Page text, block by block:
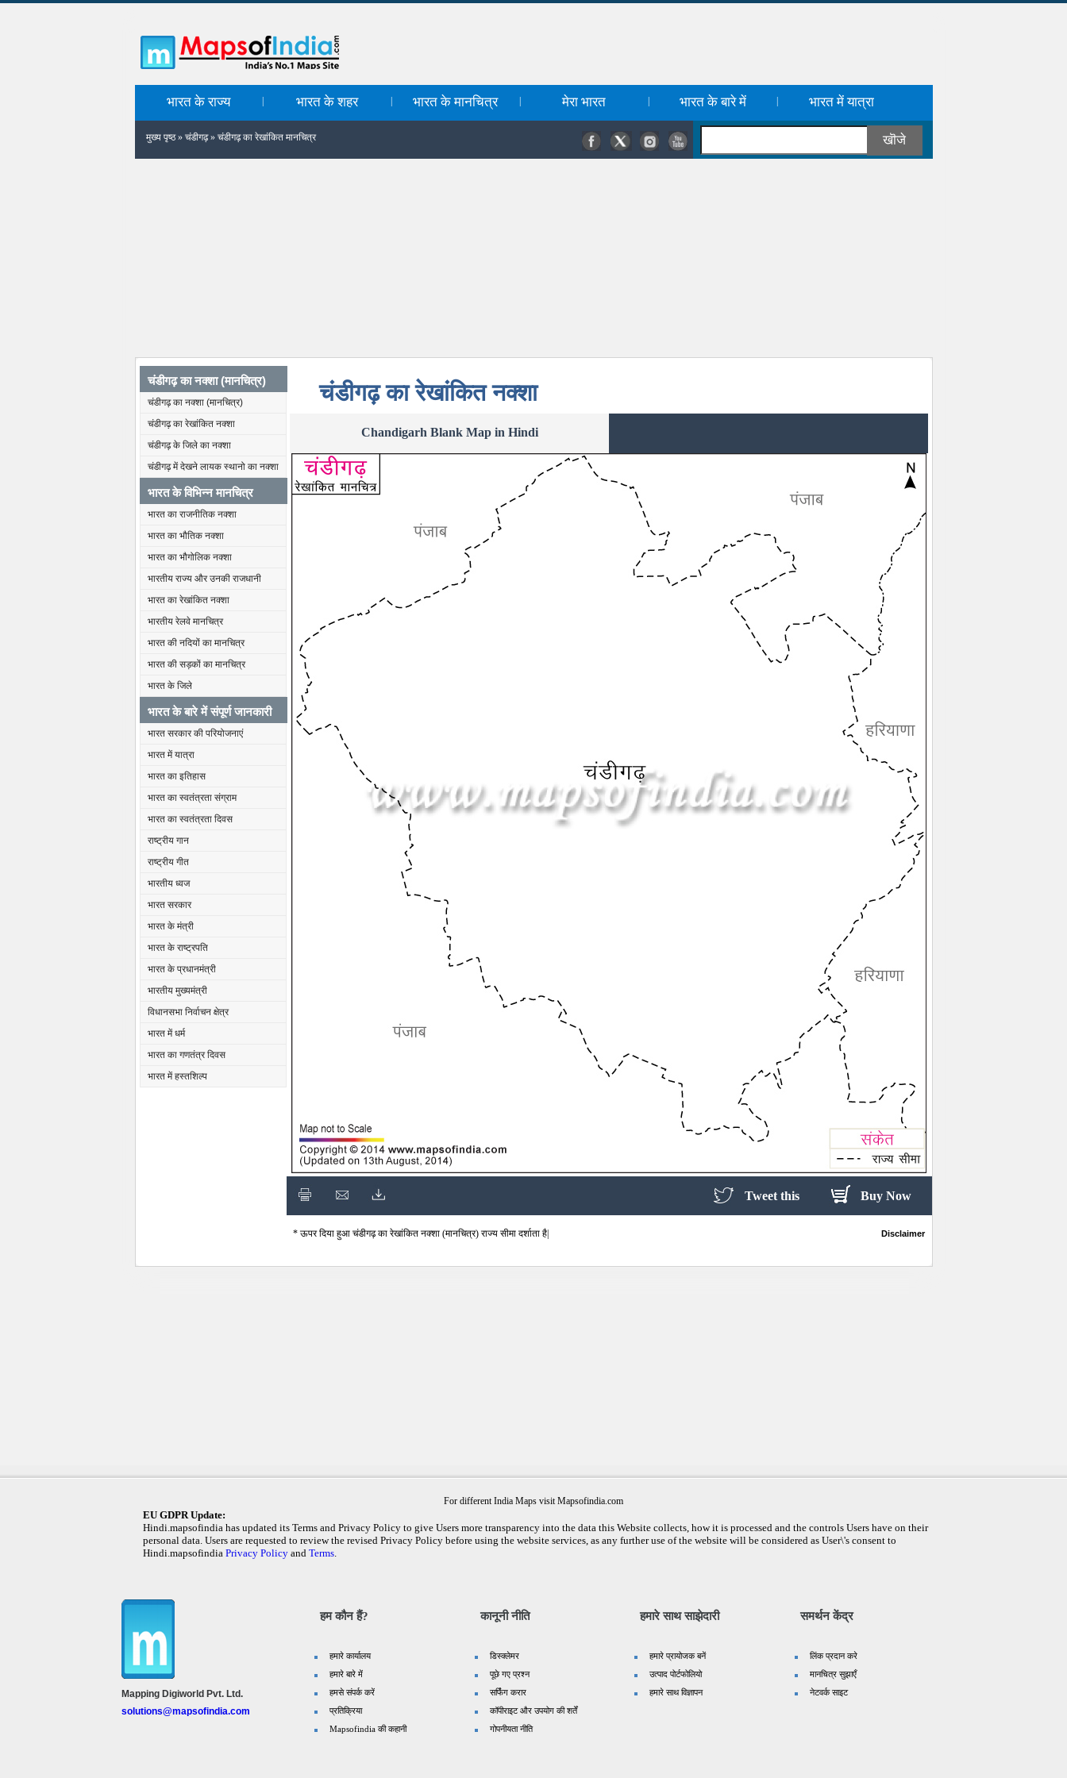
भारत के राज्य भारत के शहर भारत के मानचित्र मेरा भारत भारत के बारे में भारत में यात्रा
मुख्य पृष्ठ» चंडीगढ़» चंडीगढ़ का रेखांकित मानचित्र
चंडीगढ़ का नक्शा (मानचित्र)
चंडीगढ़ का नक्शा (मानचित्र)
चंडीगढ़ का रेखांकित नक्शा
चंडीगढ़ के जिले का नक्शा
चंडीगढ़ में देखने लायक स्थानो का नक्शा
भारत के विभिन्न मानचित्र
भारत का राजनीतिक नक्शा
भारत का भौतिक नक्शा
भारत का भौगोलिक नक्शा
भारतीय राज्य और उनकी राजधानी
भारत का रेखांकित नक्शा
भारतीय रेलवे मानचित्र
भारत की नदियों का मानचित्र
भारत की सड़कों का मानचित्र
भारत के जिले
भारत के बारे में संपूर्ण जानकारी
भारत सरकार की परियोजनाएं
भारत में यात्रा
भारत का इतिहास
भारत का स्वतंत्रता संग्राम
भारत का स्वतंत्रता दिवस
राष्ट्रीय गान
राष्ट्रीय गीत
भारतीय ध्वज
भारत सरकार
भारत के मंत्री
भारत के राष्ट्रपति
भारत के प्रधानमंत्री
भारतीय मुख्यमंत्री
विधानसभा निर्वाचन क्षेत्र
भारत में धर्म
भारत का गणतंत्र दिवस
भारत में हस्तशिल्प
चंडीगढ़ का रेखांकित नक्शा
Chandigarh Blank Map in Hindi
Buy Now
Tweet this
* ऊपर दिया हुआ चंडीगढ़ का रेखांकित नक्शा (मानचित्र) राज्य सीमा दर्शाता है| Disclaimer
For different India Maps visit Mapsofindia.com
EU GDPR Update:
Hindi.mapsofindia has updated its Terms and Privacy Policy to give Users more transparency into the data this Website collects, how it is processed and the controls Users have on their
personal data. Users are requested to review the revised Privacy Policy before using the website services, as any further use of the website will be considered as User\'s consent to
Hindi.mapsofindia Privacy Policyand Terms.
Mapping Digiworld Pvt. Ltd.
solutions@mapsofindia.com
हम कौन हैं?
हमारे कार्यालय
हमारे बारे में
हमसे संपर्क करें
प्रतिक्रिया
Mapsofindia की कहानी
कानूनी नीति
डिस्क्लेमर
पूछे गए प्रश्न
सर्फिंग करार
कॉपीराइट और उपयोग की शर्तें
गोपनीयता नीति
हमारे साथ साझेदारी
हमारे प्रायोजक बनें
उत्पाद पोर्टफोलियो
हमारे साथ विज्ञापन
समर्थन केंद्र
लिंक प्रदान करे
मानचित्र सुझाएँ
नेटवर्क साइट